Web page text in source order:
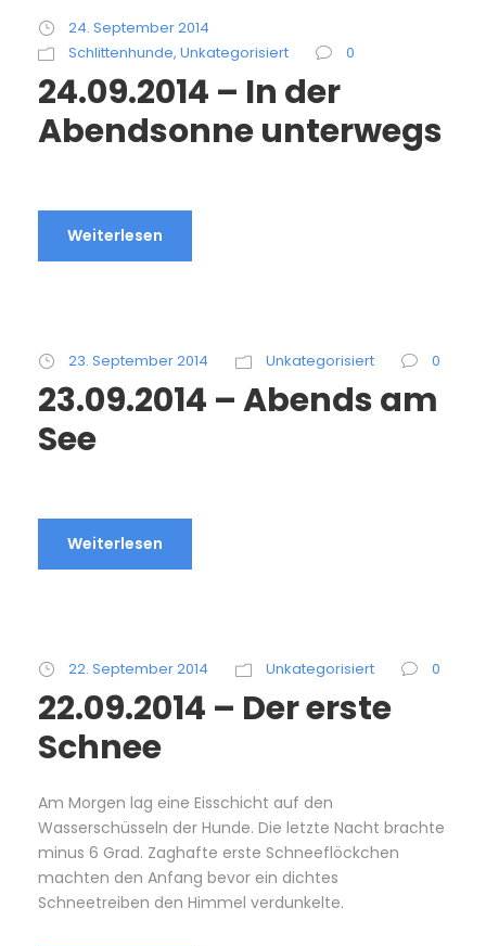
24. September 2014
Schlittenhunde, Unkategorisiert 0
24.09.2014 – In der
Abendsonne unterwegs
Weiterlesen
23. September 2014 Unkategorisiert 0
23.09.2014 – Abends am
See
Weiterlesen
22. September 2014 Unkategorisiert 0
22.09.2014 – Der erste
Schnee
Am Morgen lag eine Eisschicht auf den
Wasserschüsseln der Hunde. Die letzte Nacht brachte
minus 6 Grad. Zaghafte erste Schneeflöckchen
machten den Anfang bevor ein dichtes
Schneetreiben den Himmel verdunkelte.